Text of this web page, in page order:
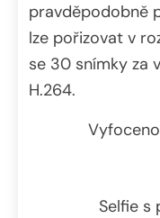
pravděpodobně
lze pořizovat v
se 30 snímky za
H.264.
Selfie s